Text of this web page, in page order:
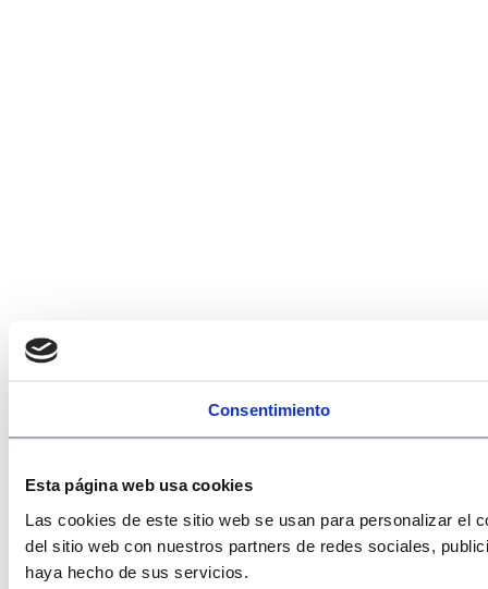
Consentimiento
Esta página web usa cookies
Las cookies de este sitio web se usan para personalizar el
del sitio web con nuestros partners de redes sociales,
haya hecho de sus servicios.